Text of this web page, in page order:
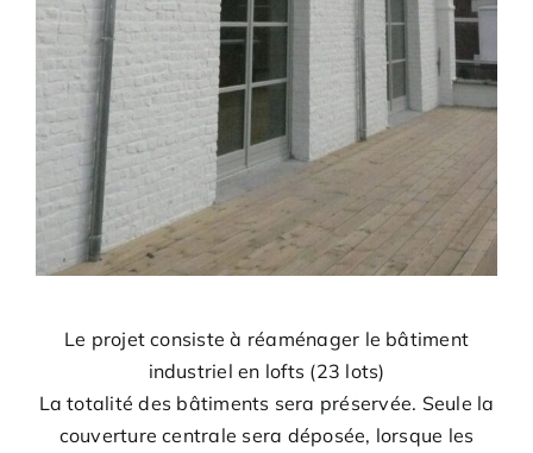
Le projet consiste à réaménager le bâtiment
industriel en lofts (23 lots)
La totalité des bâtiments sera préservée. Seule la
couverture centrale sera déposée, lorsque les